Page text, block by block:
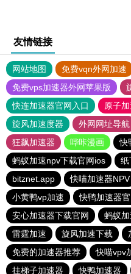
友情链接
网站地图 免费vqn外网加速
免费vps加速器外网苹果版
快连加速器官网入口
原子
旋风加速度器
外网网址导航
狂飙加速器
哔咔漫画 快
蚂蚁加速npv下载官网ios
纸
bitznet.app
快喵加速器NPV
小黄鸭vp加速
快鸭加速器
安心加速器下载官网
蚂蚁
雷霆加速
旋风加速下载
免费的加速器推荐
快喵vpv
挂梯子加速器
快鸭加速器